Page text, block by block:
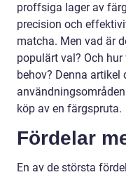
proffsiga lager av
precision och
matcha. Men vad är
populärt val? Och
behov? Denna artikel
köp av en färgspruta.
Fördelar
En av de största